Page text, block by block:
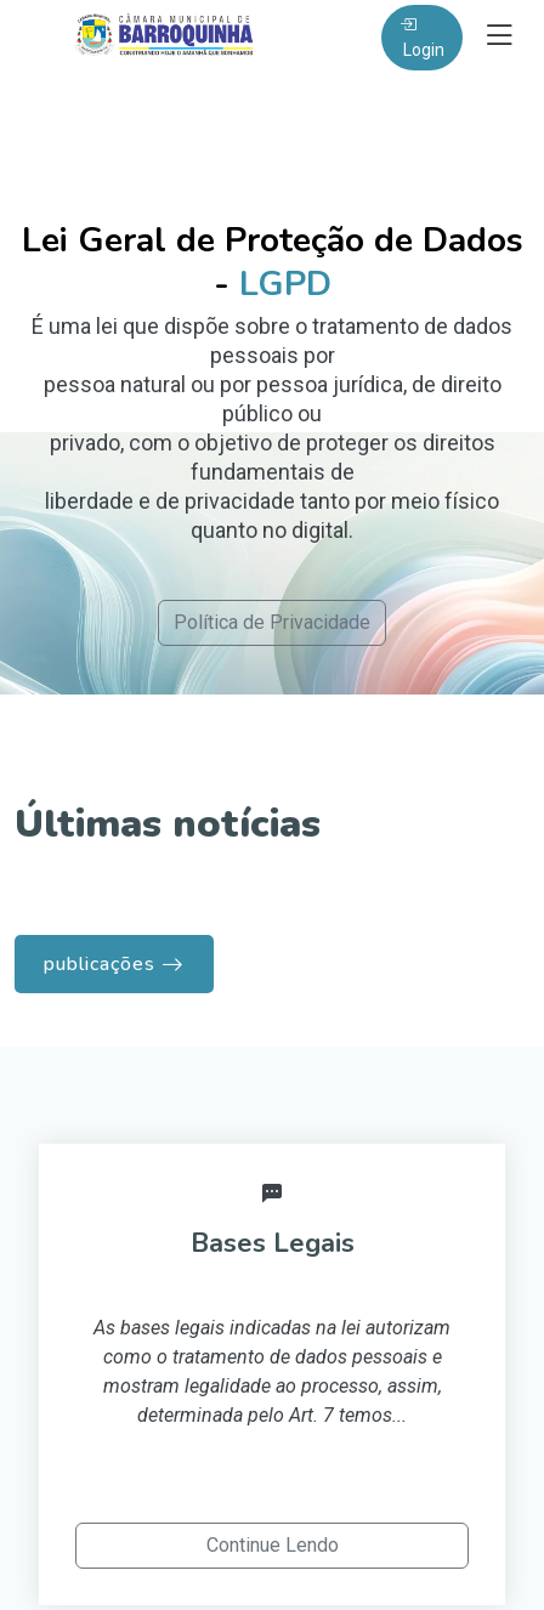
Login
Lei Geral de Proteção de Dados
- LGPD
É uma lei que dispõe sobre o tratamento de dados
pessoais por
pessoa natural ou por pessoa jurídica, de direito
público ou
privado, com o objetivo de proteger os direitos
fundamentais de
liberdade e de privacidade tanto por meio físico
quanto no digital.
Política de Privacidade
Últimas notícias
publicações
na lei autorizam
pessoais e
processo, assim,
A partir da Lei
Geral de Proteção de
a proteção de
compromisso